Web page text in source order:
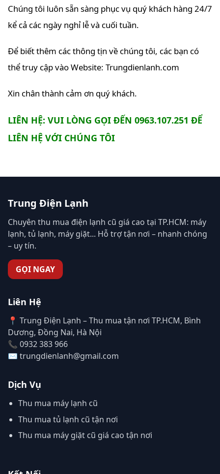
Chúng tôi luôn sẵn sàng phục vụ quý khách hàng 24/7
kể cả các ngày nghỉ lễ và cuối tuần.
Để biết thêm các thông tịn về chúng tôi, các bạn có
thể truy cập vào Website: Trungdienlanh.com
Xin chân thành cảm ơn quý khách.
LIÊN HỆ: VUI LÒNG GỌI ĐẾN 0963.107.251 ĐỂ
LIÊN HỆ VỚI CHÚNG TÔI
Trung Điện Lạnh
Chuyên thu mua điện lạnh cũ giá cao tại TP.HCM: máy
lạnh, tủ lạnh, máy giặt... Hỗ trợ tận nơi – nhanh chóng
– uy tín.
GỌI NGAY
Liên Hệ
📍 Trung Điện Lạnh – Thu mua tận nơi TP.HCM, Bình
Dương, Đồng Nai, Hà Nội
📞 0932 383 966
✉️ trungdienlanh@gmail.com
Dịch Vụ
Thu mua máy lạnh cũ
Thu mua tủ lạnh cũ tận nơi
Thu mua máy giặt cũ giá cao tận nơi